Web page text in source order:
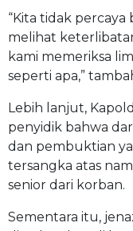
“Kita tidak percaya
melihat
kami memeriksa
seperti apa,”
Lebih lanjut,
penyidik bahwa
dan pembuktian
tersangka atas
senior dari korban.
Sementara itu,